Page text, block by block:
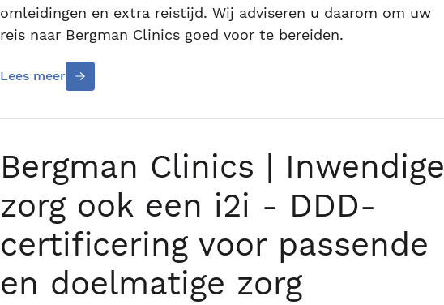
omleidingen en extra reistijd. Wij adviseren u daarom om uw
reis naar Bergman Clinics goed voor te bereiden.
Lees meer
Bergman Clinics | Inwendige
zorg ook een i2i - DDD-
certificering voor passende
en doelmatige zorg